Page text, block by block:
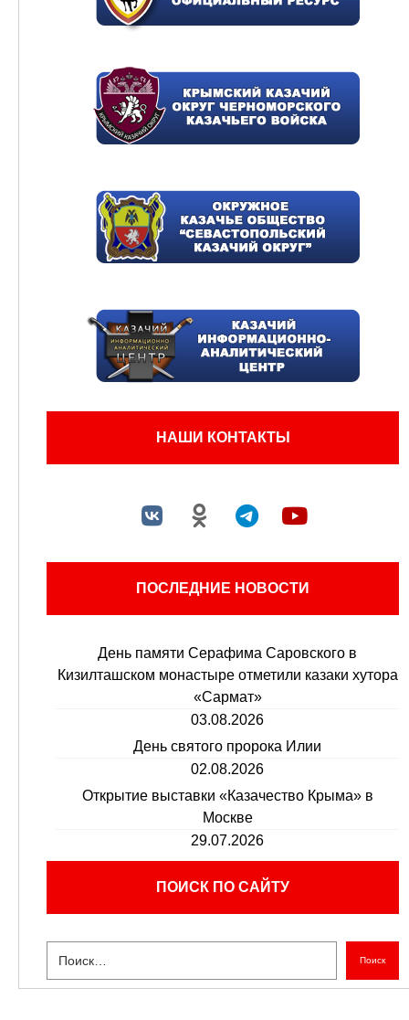
НАШИ КОНТАКТЫ
ПОСЛЕДНИЕ НОВОСТИ
День памяти Серафима Саровского в
Кизилташском монастыре отметили казаки хутора
«Сармат»
03.08.2026
День святого пророка Илии
02.08.2026
Открытие выставки «Казачество Крыма» в
Москве
29.07.2026
ПОИСК ПО САЙТУ
Поиск